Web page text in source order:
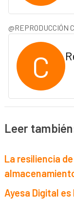
@REPRODUCCIÓN
C
Leer
La resiliencia
Ayesa Digital